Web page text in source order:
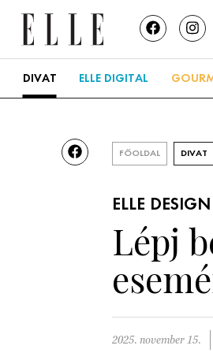
DIVAT ELLE DIGITAL
FŐOLDAL DIVAT
ELLE
Lépj
2025. november 15.